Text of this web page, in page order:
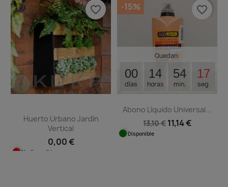
Huerto Urbano Jardín
Vertical
0,00 €
No disponible
favorite_border
Quedan:
00
días
14
horas
54
min.
16
seg.
Abono Líquido Universal...
13,10 € 11,14 €
Disponible
-15% favorite_border